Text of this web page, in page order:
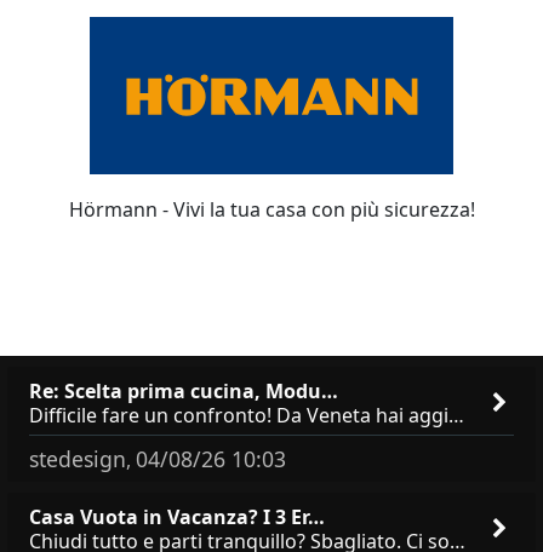
Hörmann - Vivi la tua casa con più sicurezza!
Re: Scelta prima cucina, Modu…
Difficile fare un confronto! Da Veneta hai aggiunto i pensili a tutta altezza e una colonna dispensa da 30, che da soli
stedesign, 04/08/26 10:03
Casa Vuota in Vacanza? I 3 Er…
Chiudi tutto e parti tranquillo? Sbagliato. Ci sono 3 comportamenti che dicono ai ladri &quot;sono via per due settimane